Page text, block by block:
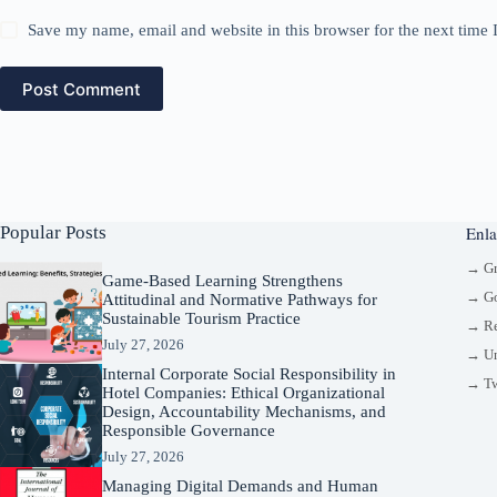
Save my name, email and website in this browser for the next time
Post Comment
Popular Posts
Game-Based Learning Strengthens
Attitudinal and Normative Pathways for
Sustainable Tourism Practice
July 27, 2026
Internal Corporate Social Responsibility in
Hotel Companies: Ethical Organizational
Design, Accountability Mechanisms, and
Responsible Governance
July 27, 2026
Managing Digital Demands and Human
→
→
→
→
→